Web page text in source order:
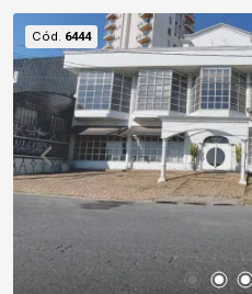
Cód. 6444